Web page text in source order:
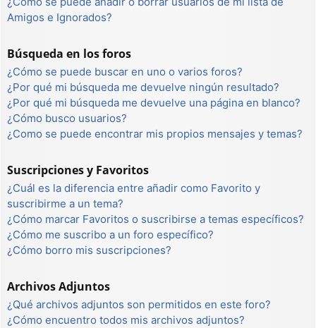
Amigos e Ignorados?
Búsqueda en los foros
¿Cómo se puede buscar en uno o varios foros?
¿Por qué mi búsqueda me devuelve ningún resultado?
¿Por qué mi búsqueda me devuelve una página en blanco?
¿Cómo busco usuarios?
¿Como se puede encontrar mis propios mensajes y temas?
Suscripciones y Favoritos
¿Cuál es la diferencia entre añadir como Favorito y
suscribirme a un tema?
¿Cómo marcar Favoritos o suscribirse a temas específicos?
¿Cómo me suscribo a un foro específico?
¿Cómo borro mis suscripciones?
Archivos Adjuntos
¿Qué archivos adjuntos son permitidos en este foro?
¿Cómo encuentro todos mis archivos adjuntos?